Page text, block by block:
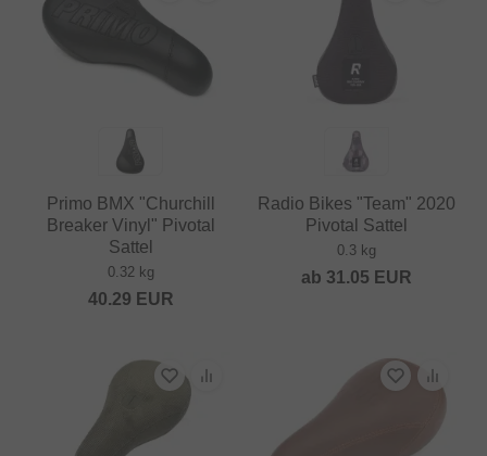
Primo BMX "Churchill
Breaker Vinyl" Pivotal
Sattel
0.32 kg
40.29 EUR
Radio Bikes "Team" 2020
Pivotal Sattel
0.3 kg
ab 31.05 EUR